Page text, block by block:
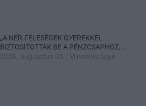
„A NER-FELESÉGEK GYEREKKEL
BIZTOSÍTOTTÁK BE A PÉNZCSAPHOZ...
2026. augusztus 05 Mindenki ügye